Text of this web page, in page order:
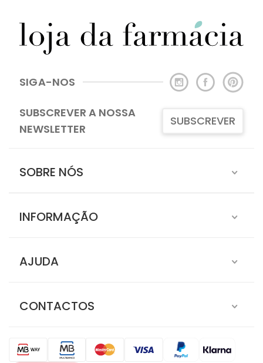
SIGA-NOS
SUBSCREVER A NOSSA
NEWSLETTER
SUBSCREVER
SOBRE NÓS
INFORMAÇÃO
AJUDA
CONTACTOS